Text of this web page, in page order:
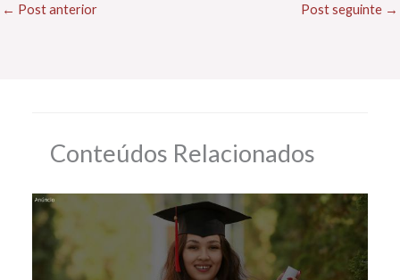
← Post anterior Post seguinte →
Conteúdos Relacionados